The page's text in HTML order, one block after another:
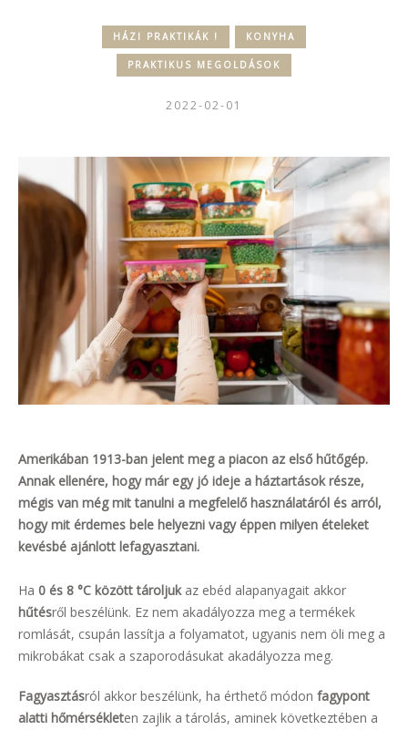
HÁZI PRAKTIKÁK ! KONYHA
PRAKTIKUS MEGOLDÁSOK
2022-02-01
Amerikában 1913-ban jelent meg a piacon az első hűtőgép.
Annak ellenére, hogy már egy jó ideje a háztartások része,
mégis van még mit tanulni a megfelelő használatáról és arról,
hogy mit érdemes bele helyezni vagy éppen milyen ételeket
kevésbé ajánlott lefagyasztani.
Ha 0 és 8 °C között tároljukaz ebéd alapanyagait akkor
hűtésről beszélünk. Ez nem akadályozza meg a termékek
romlását, csupán lassítja a folyamatot, ugyanis nem öli meg a
mikrobákat csak a szaporodásukat akadályozza meg.
Fagyasztásról akkor beszélünk, ha érthető módon fagypont
alatti hőmérsékleten zajlik a tárolás, aminek következtében a